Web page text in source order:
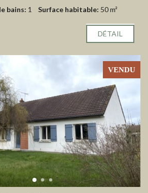
bains: 1 Surface habitable: 50 m²
DÉTAIL
VENDU